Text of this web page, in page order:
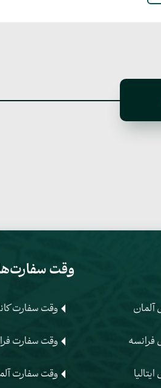
آلمان
فرانسه
وقت
وقت سفارت
وقت سفارت
وقت سفارت